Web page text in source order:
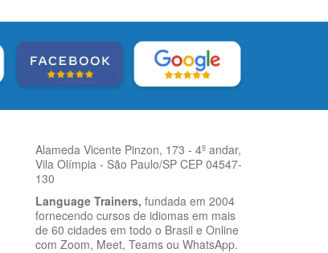
Alameda Vicente Pinzon, 173 - 4º andar,
Vila Olímpia - São Paulo/SP CEP 04547-
130
Language Trainers, fundada em 2004
fornecendo cursos de idiomas em mais
de 60 cidades em todo o Brasil e Online
com Zoom, Meet, Teams ou WhatsApp.